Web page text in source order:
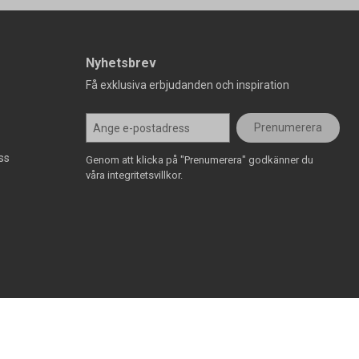
Nyhetsbrev
Få exklusiva erbjudanden och inspiration
Prenumerera
Genom att klicka på "Prenumerera" godkänner du
våra integritetsvillkor.